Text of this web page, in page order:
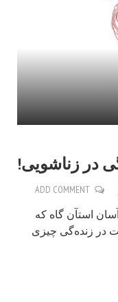
در زناشویی!
ADD COMMENT
استآن گاه که
در زنده‌گی چیزی